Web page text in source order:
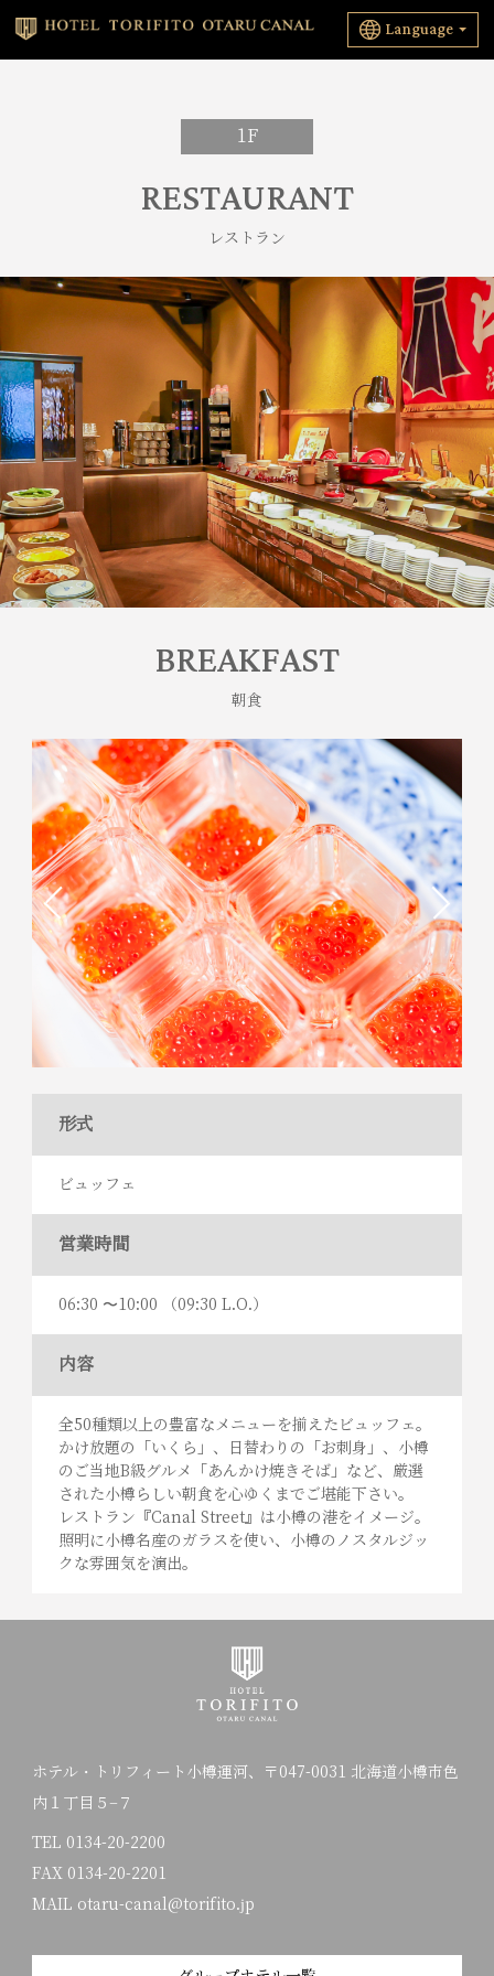
Language
1F
RESTAURANT
レストラン
BREAKFAST
朝食
形式
ビュッフェ
営業時間
06:30 〜10:00 （09:30 L.O.）
内容
全50種類以上の豊富なメニューを揃えたビュッフェ。
かけ放題の「いくら」、日替わりの「お刺身」、小樽
のご当地B級グルメ「あんかけ焼きそば」など、厳選
された小樽らしい朝食を心ゆくまでご堪能下さい。
レストラン『Canal Street』は小樽の港をイメージ。
照明に小樽名産のガラスを使い、小樽のノスタルジッ
クな雰囲気を演出。
ホテル・トリフィート小樽運河、〒047-0031 北海道小樽市色
内１丁目５−７
TEL 0134-20-2200
FAX 0134-20-2201
MAIL otaru-canal@torifito.jp